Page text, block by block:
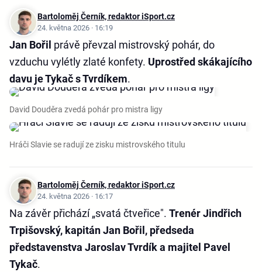
Bartoloměj Černík, redaktor iSport.cz
24. května 2026 · 16:19
Jan Bořil právě převzal mistrovský pohár, do
vzduchu vylétly zlaté konfety. Uprostřed skákajícího
davu je Tykač s Tvrdíkem.
David Douděra zvedá pohár pro mistra ligy
Hráči Slavie se radují ze zisku mistrovského titulu
Bartoloměj Černík, redaktor iSport.cz
24. května 2026 · 16:17
Na závěr přichází „svatá čtveřice". Trenér Jindřich
Trpišovský, kapitán Jan Bořil, předseda
představenstva Jaroslav Tvrdík a majitel Pavel
Tykač.